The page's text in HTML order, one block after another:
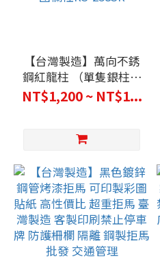
【台灣製造】萬向不銹
鋼紅龍柱 （單隻銀柱）
（織帶長200cm）經濟
型 織帶色可換 不銹鋼伸
柱 伸縮圍欄柱RS-
NT$1,200 ~ NT$1...